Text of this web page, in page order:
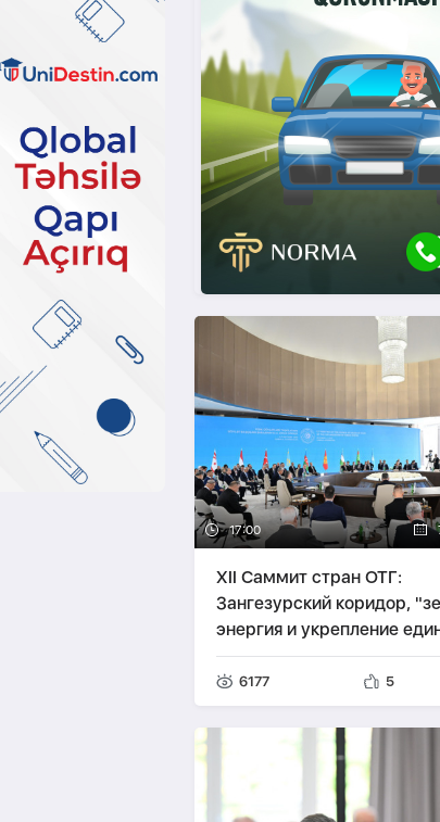
17:00
XII Саммит стран ОТГ:
Зангезурский коридор,
энергия и укрепление
ИТОГИ
6177 5